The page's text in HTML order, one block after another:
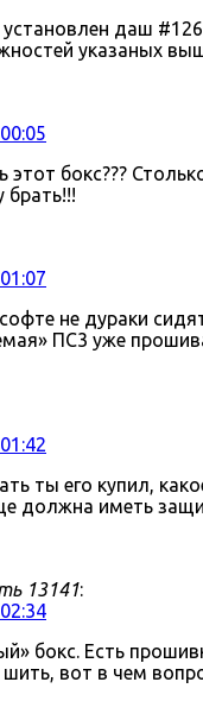
даш
указаных
этот бокс???
брать!!!
не дураки
ПС3 уже
ты его купил,
должна иметь
13141:
бокс. Есть
вот в чем